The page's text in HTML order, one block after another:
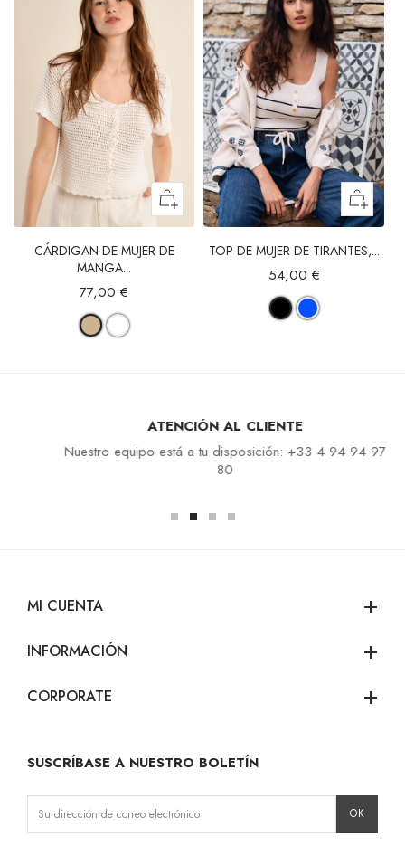
CÁRDIGAN DE MUJER DE
MANGA...
77,00 €
TOP DE MUJER DE TIRANTES,...
54,00 €
ATENCIÓN AL CLIENTE
Nuestro equipo está a tu disposición: +33 4 94 94 97
MI CUENTA add
INFORMACIÓN add
CORPORATE add
SUSCRÍBASE A NUESTRO BOLETÍN